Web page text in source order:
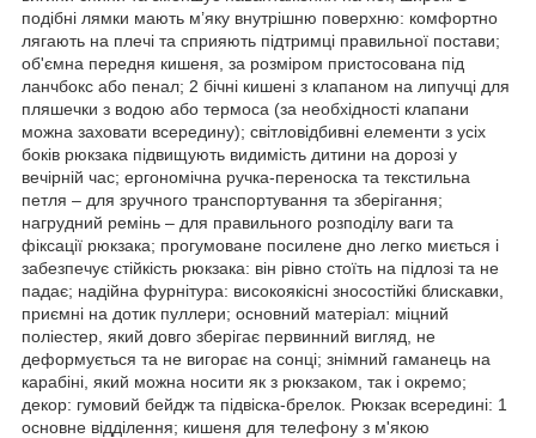
подібні лямки мають м’яку внутрішню поверхню: комфортно
лягають на плечі та сприяють підтримці правильної постави;
об'ємна передня кишеня, за розміром пристосована під
ланчбокс або пенал; 2 бічні кишені з клапаном на липучці для
пляшечки з водою або термоса (за необхідності клапани
можна заховати всередину); світловідбивні елементи з усіх
боків рюкзака підвищують видимість дитини на дорозі у
вечірній час; ергономічна ручка-переноска та текстильна
петля – для зручного транспортування та зберігання;
нагрудний ремінь – для правильного розподілу ваги та
фіксації рюкзака; прогумоване посилене дно легко миється і
забезпечує стійкість рюкзака: він рівно стоїть на підлозі та не
падає; надійна фурнітура: високоякісні зносостійкі блискавки,
приємні на дотик пуллери; основний матеріал: міцний
поліестер, який довго зберігає первинний вигляд, не
деформується та не вигорає на сонці; знімний гаманець на
карабіні, який можна носити як з рюкзаком, так і окремо;
декор: гумовий бейдж та підвіска-брелок. Рюкзак всередині: 1
основне відділення; кишеня для телефону з м'якою